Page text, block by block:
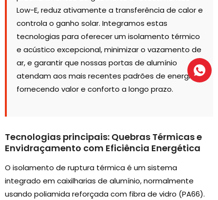
Low-E, reduz ativamente a transferência de calor e
controla o ganho solar. Integramos estas
tecnologias para oferecer um isolamento térmico
e acústico excepcional, minimizar o vazamento de
ar, e garantir que nossas portas de alumínio
atendam aos mais recentes padrões de energia,
fornecendo valor e conforto a longo prazo.
Tecnologias principais: Quebras Térmicas e
Envidraçamento com Eficiência Energética
O isolamento de ruptura térmica é um sistema
integrado em caixilharias de alumínio, normalmente
usando poliamida reforçada com fibra de vidro (PA66).